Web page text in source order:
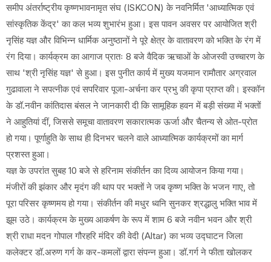
समीप अंतर्राष्ट्रीय कृष्णभावनामृत संघ (ISKCON) के नवनिर्मित 'आध्यात्मिक एवं
सांस्कृतिक केंद्र' का कल भव्य शुभारंभ हुआ। इस पावन अवसर पर आयोजित श्री
नृसिंह यज्ञ और विभिन्न धार्मिक अनुष्ठानों ने पूरे क्षेत्र के वातावरण को भक्ति के रंग में
रंग दिया। कार्यक्रम का आगाज प्रातः 8 बजे वैदिक ऋचाओं के ओजस्वी उच्चारण के
साथ 'श्री नृसिंह यज्ञ' से हुआ। इस पुनीत कार्य में मुख्य यजमान रामौतार अग्रवाल
गुढावाला ने सपत्नीक एवं सपरिवार पूजा-अर्चना कर प्रभु की कृपा प्राप्त की। इस्कॉन
के डॉ.नवीन कांतिदास बंसल ने जानकारी दी कि सामूहिक हवन में बड़ी संख्या में भक्तों
ने आहुतियां दीं, जिससे समूचा वातावरण सकारात्मक ऊर्जा और चैतन्य से ओत-प्रोत
हो गया। पूर्णाहुति के साथ ही दिनभर चलने वाले आध्यात्मिक कार्यक्रमों का मार्ग
प्रशस्त हुआ।
यज्ञ के उपरांत सुबह 10 बजे से हरिनाम संकीर्तन का दिव्य आयोजन किया गया।
मंजीरों की झंकार और मृदंग की थाप पर भक्तों ने जब कृष्ण भक्ति के भजन गाए, तो
पूरा परिसर कृष्णमय हो गया। संकीर्तन की मधुर ध्वनि सुनकर श्रद्धालु भक्ति भाव में
झूम उठे। कार्यक्रम के मुख्य आकर्षण के रूप में शाम 6 बजे नवीन भवन और श्री
श्री राधा मदन गोपाल गौरहरि मंदिर की वेदी (Altar) का भव्य उद्घाटन जिला
कलेक्टर डॉ.अरुण गर्ग के कर-कमलों द्वारा संपन्न हुआ। डॉ.गर्ग ने फीता खोलकर